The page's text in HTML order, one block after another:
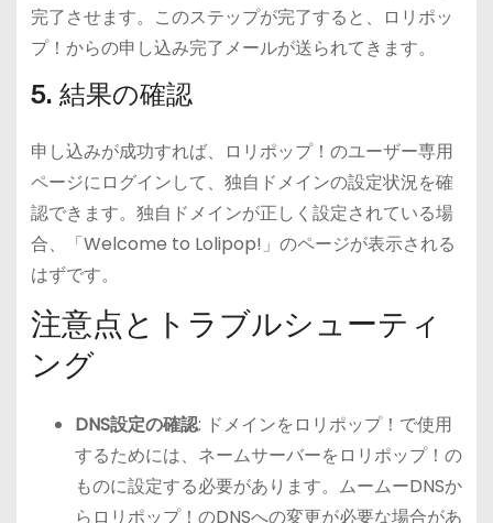
完了させます。このステップが完了すると、ロリポッ
プ！からの申し込み完了メールが送られてきます。
5. 結果の確認
申し込みが成功すれば、ロリポップ！のユーザー専用
ページにログインして、独自ドメインの設定状況を確
認できます。独自ドメインが正しく設定されている場
合、「Welcome to Lolipop!」のページが表示される
はずです。
注意点とトラブルシューティ
ング
DNS設定の確認: ドメインをロリポップ！で使用
するためには、ネームサーバーをロリポップ！の
ものに設定する必要があります。ムームーDNSか
らロリポップ！のDNSへの変更が必要な場合があ